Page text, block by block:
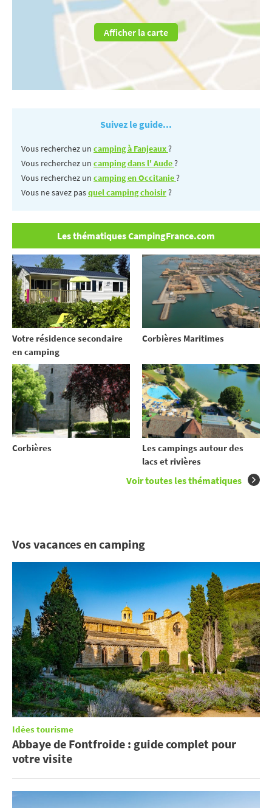
Afficher la carte
Suivez le guide...
Vous recherchez un camping à Fanjeaux?
Vous recherchez un camping dans l' Aude?
Vous recherchez un camping en Occitanie?
Vous ne savez pasquel camping choisir?
Les thématiques CampingFrance.com
Votre résidence secondaire
en camping
Corbières Maritimes
Corbières
Les campings autour des
lacs et rivières
Voir toutes les thématiques
Vos vacances en camping
Idées tourisme
Abbaye de Fontfroide : guide complet pour
votre visite